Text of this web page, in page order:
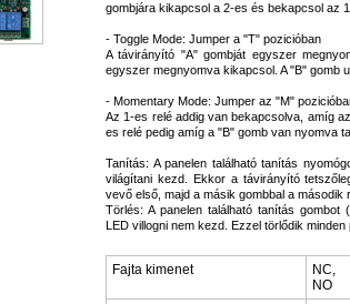
gombjára kikapcsol a 2-es és bekapcsol az
- Toggle Mode: Jumper a "T" pozicióban
A távirányító "A" gombját egyszer
egyszer megnyomva kikapcsol. A "B" gomb
- Momentary Mode: Jumper az "M"
Az 1-es relé addig van bekapcsolva, amíg
es relé pedig amíg a "B" gomb van nyomva
Tanítás: A panelen található tanítás
világítani kezd. Ekkor a távirányító
vevő első, majd a másik gombbal a második
Törlés: A panelen található tanítás
LED villogni nem kezd. Ezzel törlődik minden
Fajta kimenet
NC,
NO